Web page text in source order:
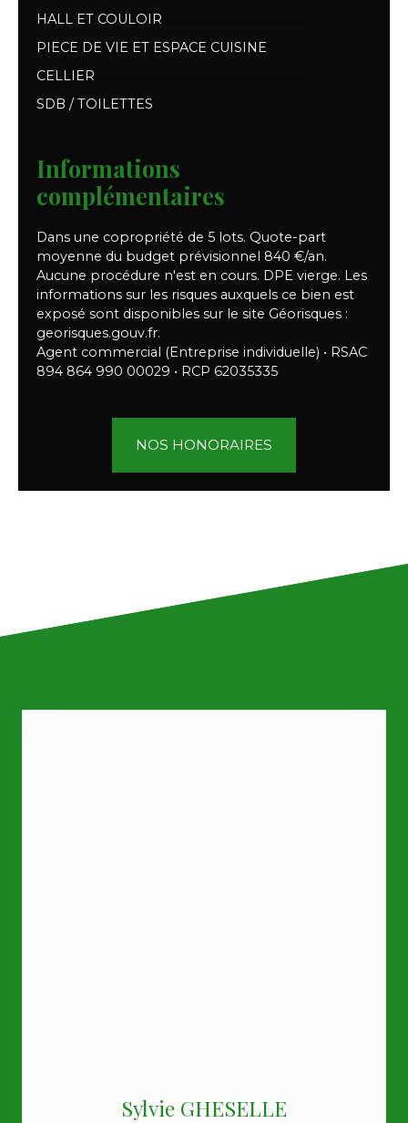
HALL ET COULOIR
PIECE DE VIE ET ESPACE CUISINE
CELLIER
SDB / TOILETTES
Informations
complémentaires
Dans une copropriété de 5 lots. Quote-part
moyenne du budget prévisionnel 840 €/an.
Aucune procédure n'est en cours. DPE vierge. Les
informations sur les risques auxquels ce bien est
exposé sont disponibles sur le site Géorisques :
georisques.gouv.fr.
Agent commercial (Entreprise individuelle) • RSAC
894 864 990 00029 • RCP 62035335
NOS HONORAIRES
Sylvie GHESELLE